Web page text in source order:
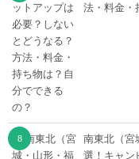
法・料金・
南東北（宮
選！キャン